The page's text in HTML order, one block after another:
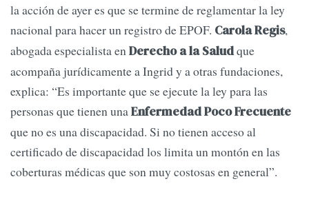
la acción de ayer es que se termine de reglamentar la ley
nacional para hacer un registro de EPOF. Carola Regis,
abogada especialista enDerecho a la Saludque
acompaña jurídicamente a Ingrid y a otras fundaciones,
explica: “Es importante que se ejecute la ley para las
personas que tienen unaEnfermedad Poco Frecuente
que no es una discapacidad. Si no tienen acceso al
certificado de discapacidad los limita un montón en las
coberturas médicas que son muy costosas en general”.